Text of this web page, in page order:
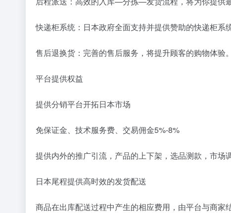
快递柜系统：日本政府全面支持并提供赞助的快递柜系
售后退换货：完善的售后服务，将提升顾客的购物体验。
平台提供权益
提供分销平台开拓日本市场
免保证金、技术服务费、交易佣金5%-8%
提供内外的推广引流，产品的上下架，选品测款，市场
日本尾程提供高时效的发货配送
商品在出库配送过程中产生的相应费用，由平台与商家